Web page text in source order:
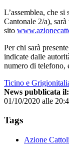
L’assemblea, che
Cantonale 2/a),
sito
Per chi sarà
indicate dalle
numero di telefono,
Ticino e
News pubblicata il:
01/10/2020 alle
Tags
Azione